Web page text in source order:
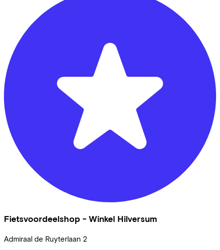
Fietsvoordeelshop - Winkel Hilversum
Admiraal de Ruyterlaan 2